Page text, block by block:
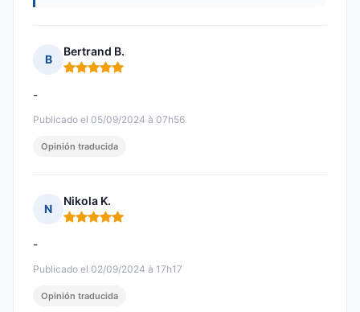
B
Bertrand B.
Nota: 5 de 5
Publicado el 05/09/2024 à 07h56
-
Opinión traducida
N
Nikola K.
Nota: 5 de 5
Publicado el 02/09/2024 à 17h17
-
Opinión traducida